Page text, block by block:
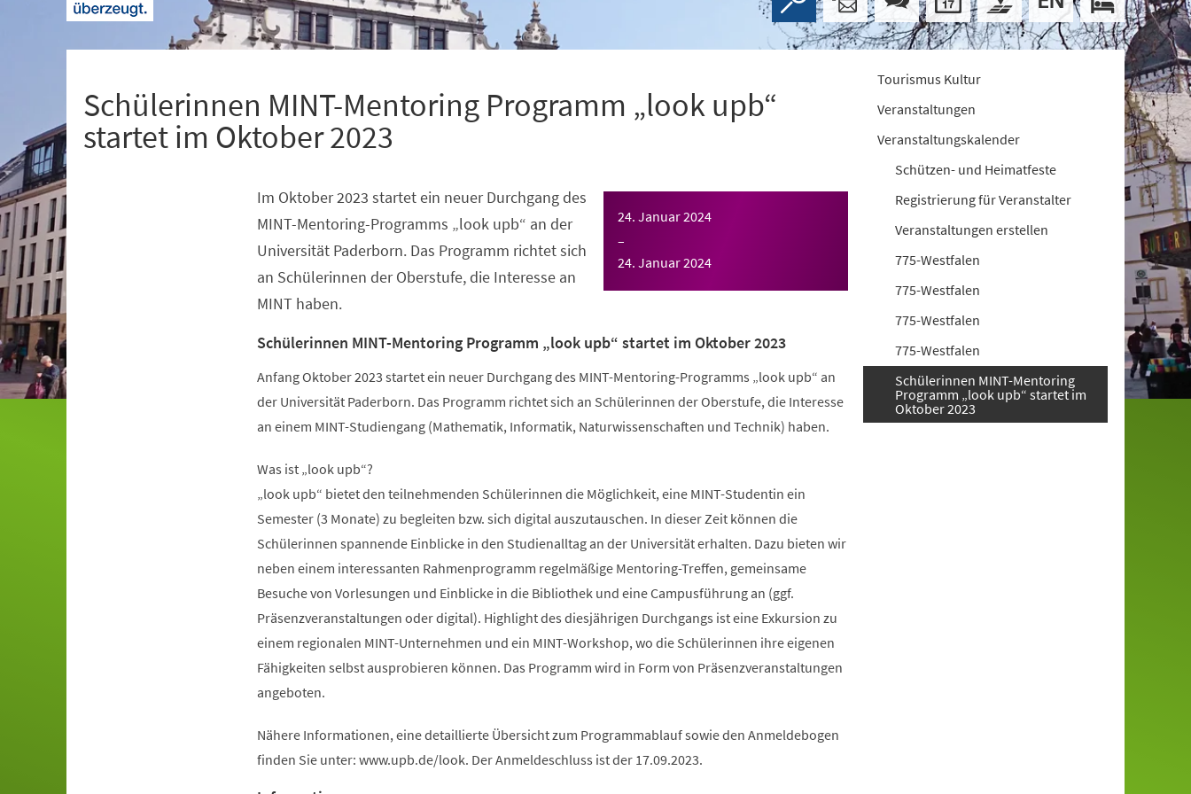
Schülerinnen MINT-Mentoring Programm „look upb“
startet im Oktober 2023
24. Januar 2024
–
24. Januar 2024
Im Oktober 2023 startet ein neuer Durchgang des
MINT-Mentoring-Programms „look upb“ an der
Universität Paderborn. Das Programm richtet sich
an Schülerinnen der Oberstufe, die Interesse an
MINT haben.
Schülerinnen MINT-Mentoring Programm „look upb“ startet im Oktober 2023
Anfang Oktober 2023 startet ein neuer Durchgang des MINT-Mentoring-Programms „look upb“ an
der Universität Paderborn. Das Programm richtet sich an Schülerinnen der Oberstufe, die Interesse
an einem MINT-Studiengang (Mathematik, Informatik, Naturwissenschaften und Technik) haben.
Was ist „look upb“?
„look upb“ bietet den teilnehmenden Schülerinnen die Möglichkeit, eine MINT-Studentin ein
Semester (3 Monate) zu begleiten bzw. sich digital auszutauschen. In dieser Zeit können die
Schülerinnen spannende Einblicke in den Studienalltag an der Universität erhalten. Dazu bieten wir
neben einem interessanten Rahmenprogramm regelmäßige Mentoring-Treffen, gemeinsame
Besuche von Vorlesungen und Einblicke in die Bibliothek und eine Campusführung an (ggf.
Präsenzveranstaltungen oder digital). Highlight des diesjährigen Durchgangs ist eine Exkursion zu
einem regionalen MINT-Unternehmen und ein MINT-Workshop, wo die Schülerinnen ihre eigenen
Fähigkeiten selbst ausprobieren können. Das Programm wird in Form von Präsenzveranstaltungen
angeboten.
Nähere Informationen, eine detaillierte Übersicht zum Programmablauf sowie den Anmeldebogen
finden Sie unter: www.upb.de/look. Der Anmeldeschluss ist der 17.09.2023.
Tourismus Kultur
Veranstaltungen
Veranstaltungskalender
Schützen- und Heimatfeste
Registrierung für Veranstalter
Veranstaltungen erstellen
775-Westfalen
775-Westfalen
775-Westfalen
775-Westfalen
Schülerinnen MINT-Mentoring
Programm „look upb“ startet im
Oktober 2023